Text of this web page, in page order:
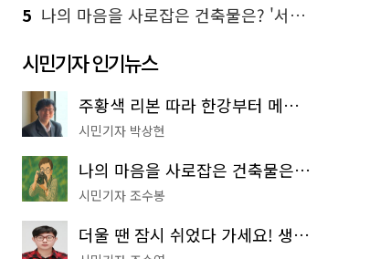
5 나의 마음을 사로잡은 건축물은? '서울시 건축상' 수상작 공개!
시민기자 인기뉴스
주황색 리본 따라 한강부터 메타세쿼이아 숲길까지…서울둘레길 15코스
시민기자 박상현
나의 마음을 사로잡은 건축물은? '서울시 건축상' 수상작 공개!
시민기자 조수봉
더울 땐 잠시 쉬었다 가세요! 생수 냉장고부터 해피소·무더위쉼터까지